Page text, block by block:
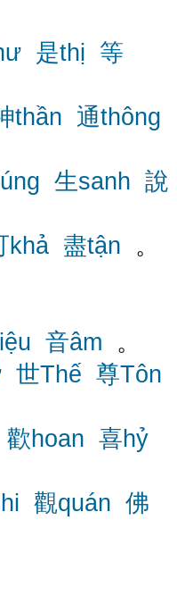
是thị 等
thần 通thông
生sanh 說
khả 盡tận 。
音âm 。
世Thế 尊Tôn
歡hoan 喜hỷ
觀quán 佛